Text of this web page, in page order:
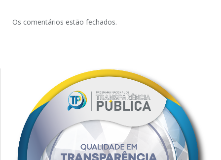
Os comentários estão fechados.